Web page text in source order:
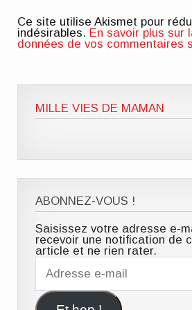
Ce site utilise Akismet pour
indésirables. En savoir plus sur
données de vos commentaires
MILLE VIES DE MAMAN
ABONNEZ-VOUS !
Saisissez votre adresse e-
recevoir une notification de
article et ne rien rater.
Adresse